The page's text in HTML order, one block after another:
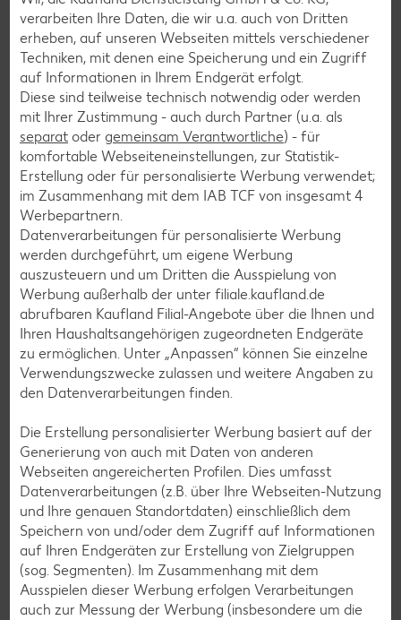
Sushi-Rezepte
Raclette-Rezepte
Flammkuchen-Rezepte
Frühstücksrezepte
Salat-Rezepte
Spargel-Rezepte
Fleisch-Rezepte
Fisch-Rezepte
Geflügel-Rezepte
Lamm-Rezepte
Grill-Rezepte
Apfelkuchen-Rezepte
Schokokuchen-Rezepte
Torten-Rezepte
Eis-Rezepte
Pfannkuchen-Rezepte
Plätzchen-Rezepte
verarbeiten Ihre Daten, die wir u.a. auch von Dritten
erheben, auf unseren Webseiten mittels verschiedener
Techniken, mit denen eine Speicherung und ein Zugriff
auf Informationen in Ihrem Endgerät erfolgt.
Diese sind teilweise technisch notwendig oder werden
mit Ihrer Zustimmung - auch durch Partner (u.a. als
separat oder gemeinsam Verantwortliche) - für
komfortable Webseiteneinstellungen, zur Statistik-
Erstellung oder für personalisierte Werbung verwendet;
im Zusammenhang mit dem IAB TCF von insgesamt 4
Werbepartnern.
Datenverarbeitungen für personalisierte Werbung
werden durchgeführt, um eigene Werbung
auszusteuern und um Dritten die Ausspielung von
Werbung außerhalb der unter filiale.kaufland.de
abrufbaren Kaufland Filial-Angebote über die Ihnen und
Ihren Haushaltsangehörigen zugeordneten Endgeräte
zu ermöglichen. Unter „Anpassen“ können Sie einzelne
Verwendungszwecke zulassen und weitere Angaben zu
den Datenverarbeitungen finden.
Die Erstellung personalisierter Werbung basiert auf der
Generierung von auch mit Daten von anderen
Webseiten angereicherten Profilen. Dies umfasst
Datenverarbeitungen (z.B. über Ihre Webseiten-Nutzung
und Ihre genauen Standortdaten) einschließlich dem
Speichern von und/oder dem Zugriff auf Informationen
auf Ihren Endgeräten zur Erstellung von Zielgruppen
(sog. Segmenten). Im Zusammenhang mit dem
Ausspielen dieser Werbung erfolgen Verarbeitungen
auch zur Messung der Werbung (insbesondere um die